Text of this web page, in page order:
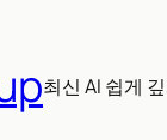
최신 AI 쉽게